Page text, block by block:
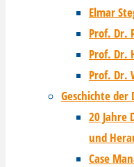
Elmar
Prof. Dr.
Prof. Dr.
Prof. Dr.
Geschichte der
20 Jahre
und
Case